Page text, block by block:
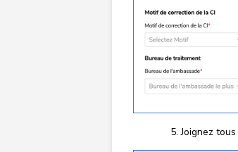
Joignez tous